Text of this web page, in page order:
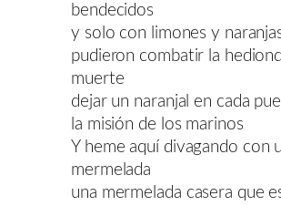
bendecidos
y solo con limones y
pudieron combatir la
muerte
dejar un naranjal en cada
la misión de los marinos
Y heme aquí divagando con
mermelada
una mermelada casera que